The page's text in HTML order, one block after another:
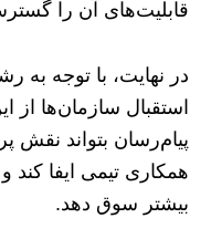
قابلیت‌های آن را
در نهایت، با توجه
استقبال سازمان‌ها از
پیام‌رسان بتواند نقش
همکاری تیمی ایفا کند
بیشتر سوق دهد.